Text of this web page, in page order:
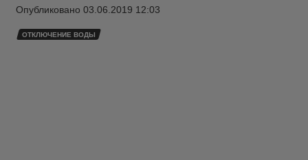
Опубликовано 03.06.2019 12:03
ОТКЛЮЧЕНИЕ ВОДЫ